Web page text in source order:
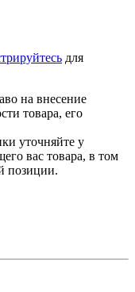
для
на внесение
товара, его
уточняйте у
вас товара, в том
позиции.